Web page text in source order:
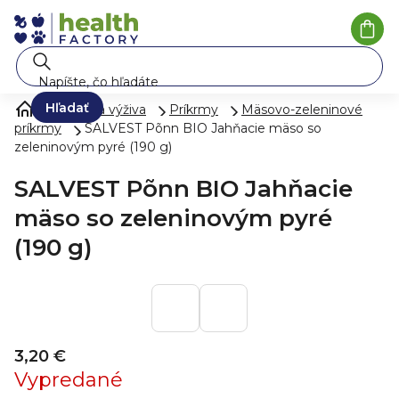
Prejsť
na
obsah
Hľadať
Mlieko a výživa Príkrmy
Mäsovo-zeleninové
príkrmy
SALVEST Põnn BIO Jahňacie mäso so
zeleninovým pyré (190 g)
SALVEST Põnn BIO Jahňacie
mäso so zeleninovým pyré
(190 g)
3,20 €
Vypredané